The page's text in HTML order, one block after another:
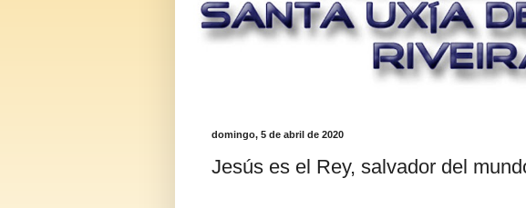
domingo, 5 de abril de 2020
Jesús es el Rey, salvador del